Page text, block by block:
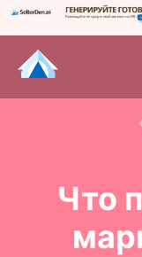
Что